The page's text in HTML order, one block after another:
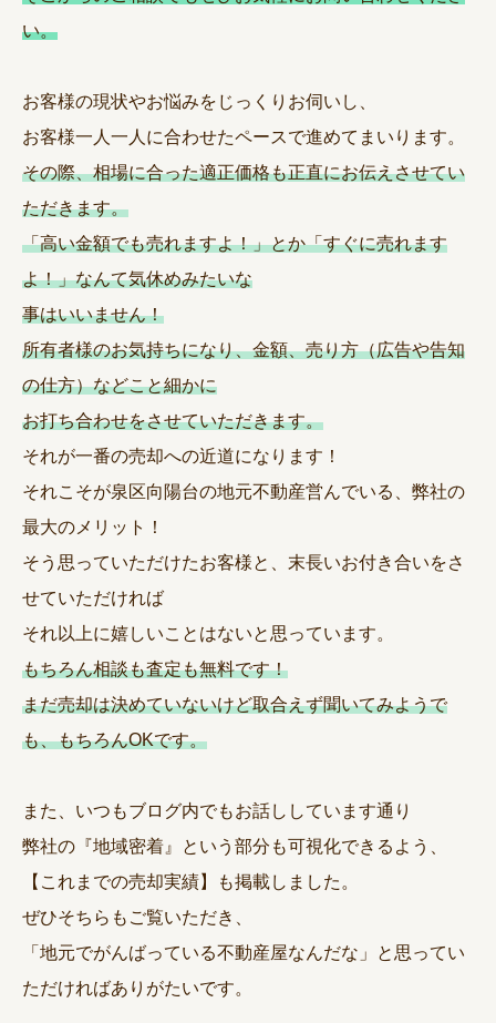
い。
お客様の現状やお悩みをじっくりお伺いし、
お客様一人一人に合わせたペースで進めてまいります。
その際、相場に合った適正価格も正直にお伝えさせてい
ただきます。
「高い金額でも売れますよ！」とか「すぐに売れます
よ！」なんて気休めみたいな
事はいいません！
所有者様のお気持ちになり、金額、売り方（広告や告知
の仕方）などこと細かに
お打ち合わせをさせていただきます。
それが一番の売却への近道になります！
それこそが泉区向陽台の地元不動産営んでいる、弊社の
最大のメリット！
そう思っていただけたお客様と、末長いお付き合いをさ
せていただければ
それ以上に嬉しいことはないと思っています。
もちろん相談も査定も無料です！
まだ売却は決めていないけど取合えず聞いてみようで
も、もちろんOKです。
また、いつもブログ内でもお話ししています通り
弊社の『地域密着』という部分も可視化できるよう、
【これまでの売却実績】も掲載しました。
ぜひそちらもご覧いただき、
「地元でがんばっている不動産屋なんだな」と思ってい
ただければありがたいです。